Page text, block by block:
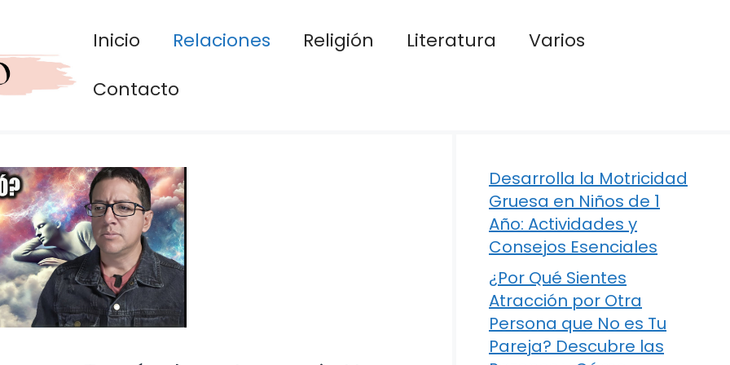
Inicio Relaciones Religión Literatura
Varios
Contacto
Desarrolla la Motricidad
Gruesa en Niños de 1
Año: Actividades y
Consejos Esenciales
¿Por Qué Sientes
Atracción por Otra
Persona que No es Tu
Pareja? Descubre las